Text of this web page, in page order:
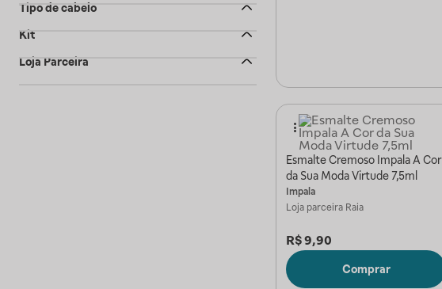
Tipo de cabelo
Kit
Loja Parceira
Esmalte Cremoso Impala A Cor
da Sua Moda Virtude 7,5ml
Impala
Loja parceira Raia
R$9,90
Comprar